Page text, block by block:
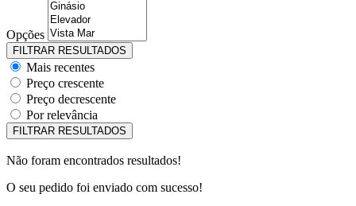
Opções
Mais recentes
Preço crescente
Preço decrescente
Por relevância
Não foram encontrados resultados!
O seu pedido foi enviado com sucesso!